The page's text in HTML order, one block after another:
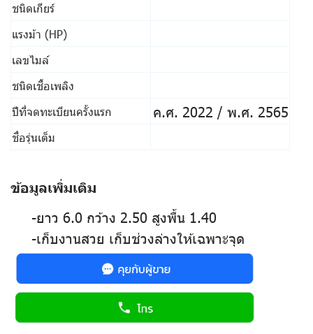
ชนิดเกียร์
แรงม้า (HP)
เลขไมล์
ชนิดเชื้อเพลิง
ปีที่จดทะเบียนครั้งแรก
ค.ศ. 2022 / พ.ศ. 2565
ชื่อรุ่นเต็ม
ข้อมูลเพิ่มเติม
-ยาว 6.0 กว้าง 2.50 สูงพื้น 1.40
-เก็บงานสวย เก็บช่วงล่างให้เฉพาะจุด